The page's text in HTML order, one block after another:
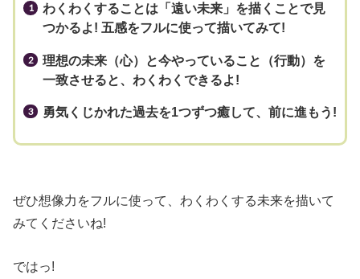
わくわくすることは「遠い未来」を描くことで見
つかるよ! 五感をフルに使って描いてみて!
理想の未来（心）と今やっていること（行動）を
一致させると、わくわくできるよ!
勇気くじかれた過去を1つずつ癒して、前に進もう!
ぜひ想像力をフルに使って、わくわくする未来を描いて
みてくださいね!
ではっ!